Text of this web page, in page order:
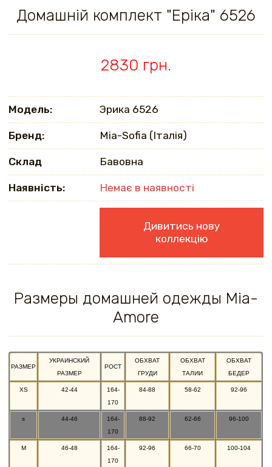
Домашній комплект "Еріка" 6526
2830 грн.
Модель: Эрика 6526
Бренд: Mia-Sofia (Італія)
Склад Бавовна
Наявність: Немає в наявності
Дивитись нову
коллекцію
Размеры домашней одежды Mia-
Amore
РАЗМЕР
УКРАИНСКИЙ
РАЗМЕР
РОСТ
ОБХВАТ
ГРУДИ
ОБХВАТ
ТАЛИИ
ОБХВАТ
БЕДЕР
XS 42-44
164-
170
84-88 58-62 92-96
s 44-46
164-
170
88-92 62-66 96-100
M 46-48
164-
170
92-96 66-70 100-104